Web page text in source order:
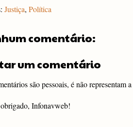
Justiça, Política
comentário:
um comentário
são pessoais, é não representam
Infonavweb!